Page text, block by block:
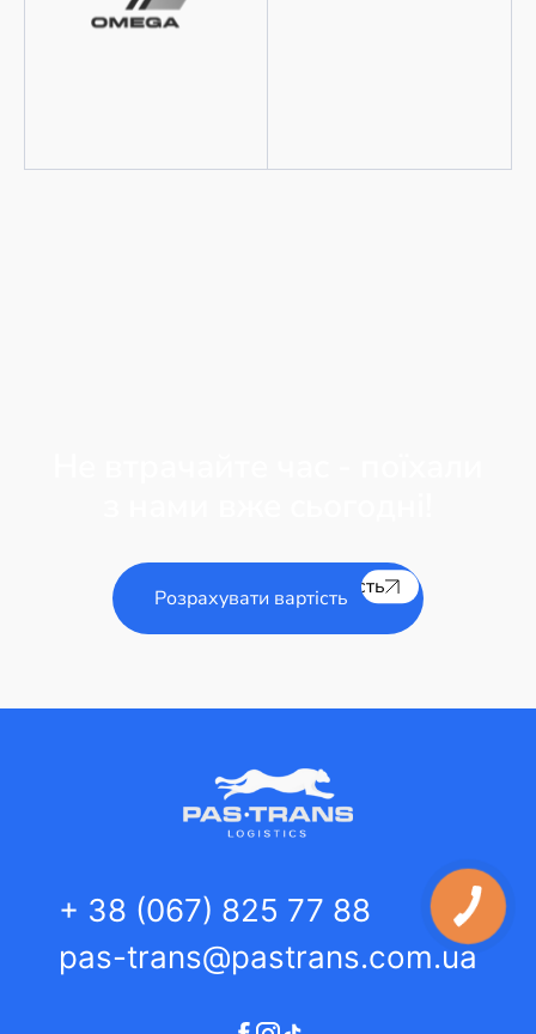
Розрахувати вартість
Розрахувати вартість
+ 38 (067) 825 77 88
pas-trans@pastrans.com.ua